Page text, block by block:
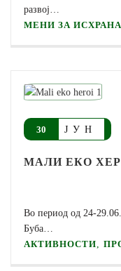
развој…
МЕНИ ЗА ИСХРАНА
30 ЈУН
МАЛИ ЕКО
Во период од 24-
Буба…
АКТИВНОСТИ